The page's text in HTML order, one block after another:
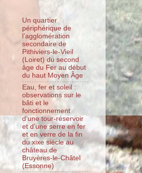
Un quartier
périphérique de
l’agglomération
secondaire de
Pithiviers-le-Vieil
(Loiret) du second
âge du Fer au début
du haut Moyen Âge
Eau, fer et soleil :
observations sur le
bâti et le
fonctionnement
d’une tour-réservoir
et d’une serre en fer
et en verre de la fin
du xixe siècle au
château de
Bruyères-le-Châtel
(Essonne)